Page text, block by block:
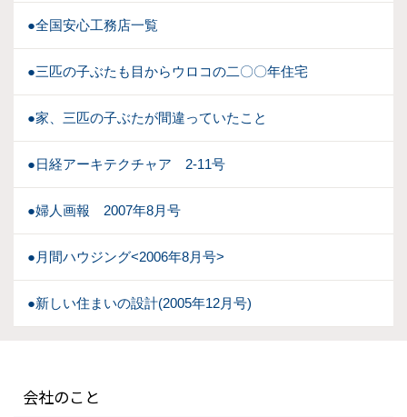
●全国安心工務店一覧
●三匹の子ぶたも目からウロコの二〇〇年住宅
●家、三匹の子ぶたが間違っていたこと
●日経アーキテクチャア 2-11号
●婦人画報 2007年8月号
●月間ハウジング<2006年8月号>
●新しい住まいの設計(2005年12月号)
会社のこと